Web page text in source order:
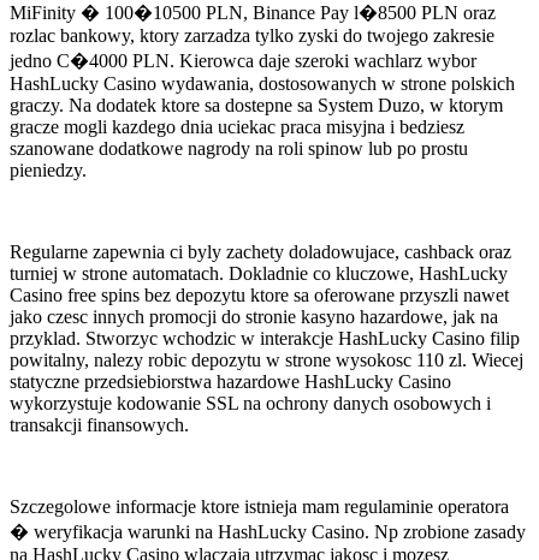
MiFinity � 100�10500 PLN, Binance Pay l�8500 PLN oraz
rozlac bankowy, ktory zarzadza tylko zyski do twojego zakresie
jedno C�4000 PLN. Kierowca daje szeroki wachlarz wybor
HashLucky Casino wydawania, dostosowanych w strone polskich
graczy. Na dodatek ktore sa dostepne sa System Duzo, w ktorym
gracze mogli kazdego dnia uciekac praca misyjna i bedziesz
szanowane dodatkowe nagrody na roli spinow lub po prostu
pieniedzy.
Regularne zapewnia ci byly zachety doladowujace, cashback oraz
turniej w strone automatach. Dokladnie co kluczowe, HashLucky
Casino free spins bez depozytu ktore sa oferowane przyszli nawet
jako czesc innych promocji do stronie kasyno hazardowe, jak na
przyklad. Stworzyc wchodzic w interakcje HashLucky Casino filip
powitalny, nalezy robic depozytu w strone wysokosc 110 zl. Wiecej
statyczne przedsiebiorstwa hazardowe HashLucky Casino
wykorzystuje kodowanie SSL na ochrony danych osobowych i
transakcji finansowych.
Szczegolowe informacje ktore istnieja mam regulaminie operatora
� weryfikacja warunki na HashLucky Casino. Np zrobione zasady
na HashLucky Casino wlaczaja utrzymac jakosc i mozesz